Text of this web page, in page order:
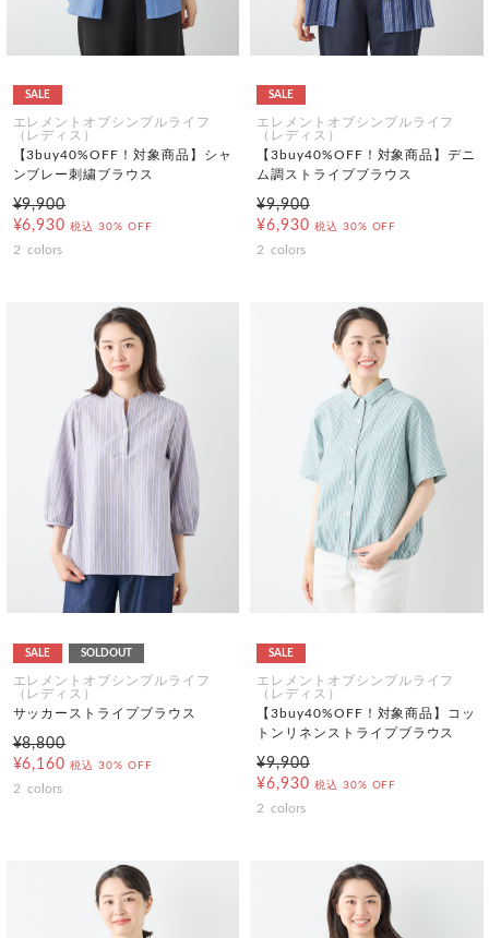
SALE
エレメントオブシンプルライフ
（レディス）
【3buy40%OFF！対象商品】シャ
ンブレー刺繍ブラウス
¥9,900
¥6,930 税込 30% OFF
2 colors
SALE
エレメントオブシンプルライフ
（レディス）
【3buy40%OFF！対象商品】デニ
ム調ストライプブラウス
¥9,900
¥6,930 税込 30% OFF
2 colors
SALE SOLDOUT
エレメントオブシンプルライフ
（レディス）
サッカーストライプブラウス
¥8,800
¥6,160 税込 30% OFF
2 colors
SALE
エレメントオブシンプルライフ
（レディス）
【3buy40%OFF！対象商品】コッ
トンリネンストライプブラウス
¥9,900
¥6,930 税込 30% OFF
2 colors